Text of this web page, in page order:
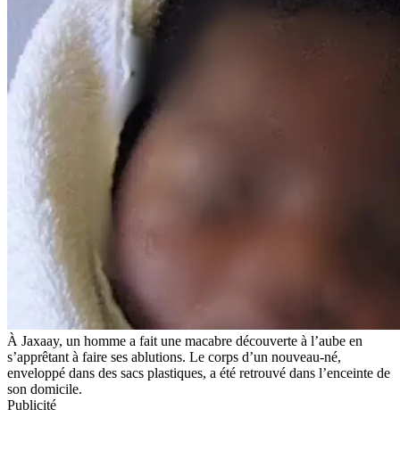
À Jaxaay, un homme a fait une macabre découverte à l’aube en
s’apprêtant à faire ses ablutions. Le corps d’un nouveau-né,
enveloppé dans des sacs plastiques, a été retrouvé dans l’enceinte de
son domicile.
Publicité